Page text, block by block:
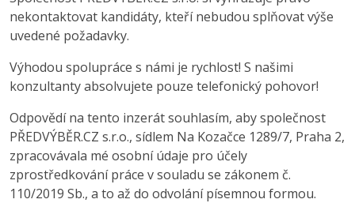
nekontaktovat kandidáty, kteří nebudou splňovat výše
uvedené požadavky.
Výhodou spolupráce s námi je rychlost! S našimi
konzultanty absolvujete pouze telefonický pohovor!
Odpovědí na tento inzerát souhlasím, aby společnost
PŘEDVÝBĚR.CZ s.r.o., sídlem Na Kozačce 1289/7, Praha 2,
zpracovávala mé osobní údaje pro účely
zprostředkování práce v souladu se zákonem č.
110/2019 Sb., a to až do odvolání písemnou formou.